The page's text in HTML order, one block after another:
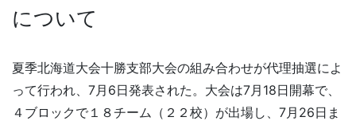
について
夏季北海道大会十勝支部大会の組み合わせが代理抽選によ
って行われ、7月6日発表された。大会は7月18日開幕で、
４ブロックで１８チーム（２２校）が出場し、7月26日ま